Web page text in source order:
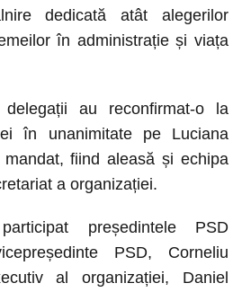
dedicată atât alegerilor
în administrație și viața
au reconfirmat-o la
în unanimitate pe Luciana
fiind aleasă și echipa
a organizației.
președintele PSD
PSD, Corneliu
al organizației, Daniel